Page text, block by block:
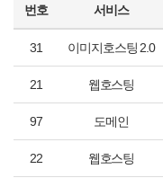
번호 서비스
31 이미지호스팅 2.0
21 웹호스팅
97 도메인
22 웹호스팅